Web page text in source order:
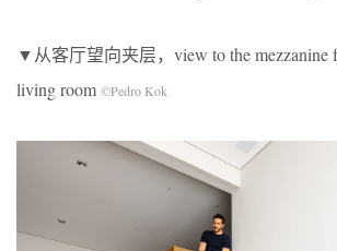
▼从客厅望向夹层，view to the mezzanine
living room ©Pedro Kok